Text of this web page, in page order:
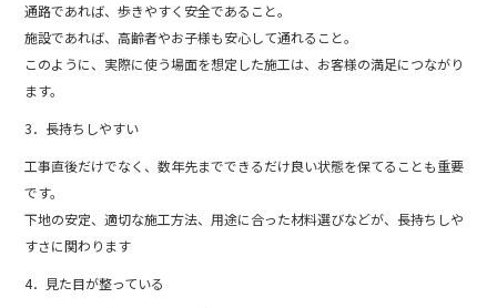
通路であれば、歩きやすく安全であること。
施設であれば、高齢者やお子様も安心して通れること。
このように、実際に使う場面を想定した施工は、お客様の満足につながり
ます。
3．長持ちしやすい
工事直後だけでなく、数年先までできるだけ良い状態を保てることも重要
です。
下地の安定、適切な施工方法、用途に合った材料選びなどが、長持ちしや
すさに関わります
4．見た目が整っている